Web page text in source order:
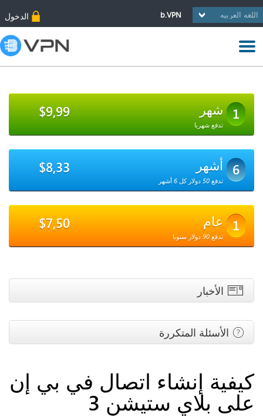
b.VPN الدخول
1 شهر $9,99
تدفع شهريا
6 أشهر $8,33
تدفع 50 دولار كل 6 أشهر
1 عام $7,50
تدفع 90 دولار سنويا
الأخبار
الأسئلة المتكررة
كيفية إنشاء اتصال في بي إن
على بلاي ستيشن 3